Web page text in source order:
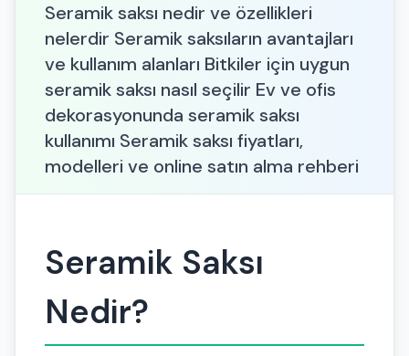
Seramik saksı nedir ve özellikleri
nelerdir Seramik saksıların avantajları
ve kullanım alanları Bitkiler için uygun
seramik saksı nasıl seçilir Ev ve ofis
dekorasyonunda seramik saksı
kullanımı Seramik saksı fiyatları,
modelleri ve online satın alma rehberi
Seramik Saksı
Nedir?